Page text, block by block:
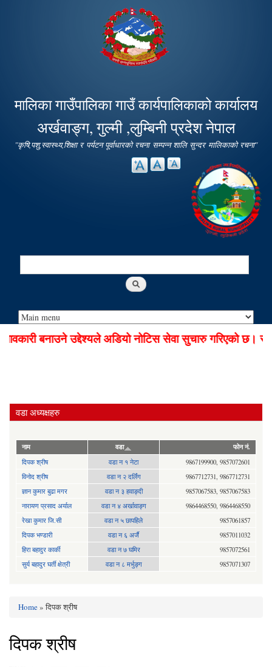
main
content
मालिका गाउँपालिका गाउँ कार्यपालिकाको कार्यालय
अर्खवाङ्ग, गुल्मी ,लुम्बिनी प्रदेश नेपाल
"कृषि,पशु,स्वास्थ्य,शिक्षा र पर्यटन पूर्वाधारको रचना सम्पन्न शालि सुन्दर मालिकाको रचना"
Search
बनाउने उद्देश्यले अडियो नोटिस सेवा सुचारु गरिएको छ।
वडा अध्यक्षहरु
नाम वडा फोन नं.
दिपक श्रीष वडा न १ नेटा
9867199900, 9857072601
विनोद श्रीष
वडा न २ दर्लिंग
9867712731, 9867712731
ज्ञान कुमार बुढा मगर
वडा न ३ हवाङ्दी
9857067583, 9857067583
नारायण प्रसाद अर्याल
वडा न‍ ४ अर्खावाङ्ग
9864468550, 9864468550
रेखा कुमार जि.सी
वडा न ५ छापहिले
9857061857
दिपक भण्डारी
वडा न ६ अर्जै
9857011032
हिरा बहादुर कार्की
वडा न ७ घमिर
9857072561
सुर्य बहादुर घर्ती क्षेत्री
वडा न ८ मर्भुङ्ग 9857071307
You are here
Home» दिपक श्रीष
दिपक श्रीष